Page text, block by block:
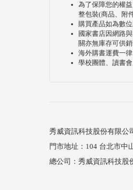
為了保障您的權
整包裝(商品、附
購買產品如為數
國家書店因網路
關亦無庫存可供
海外購書運費一
學校團體、讀書
秀威資訊科技股份有限
門市地址：104 台北市中
總公司：秀威資訊科技股